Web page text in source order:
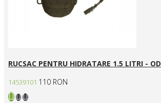
RUCSAC PENTRU HIDRATARE 1.5 LITRI - OD
14539101 110 RON